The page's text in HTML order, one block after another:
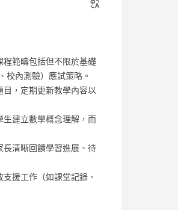
範疇包括但不限於基礎
校內測驗）應試策略。
，定期更新教學內容以
建立數學概念理解，而
清晰回饋學習進展、待
援工作（如課堂記錄、